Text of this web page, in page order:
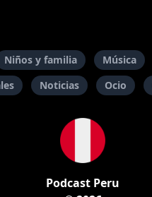
Niños y familia Música
Noticias Ocio
Podcast Peru